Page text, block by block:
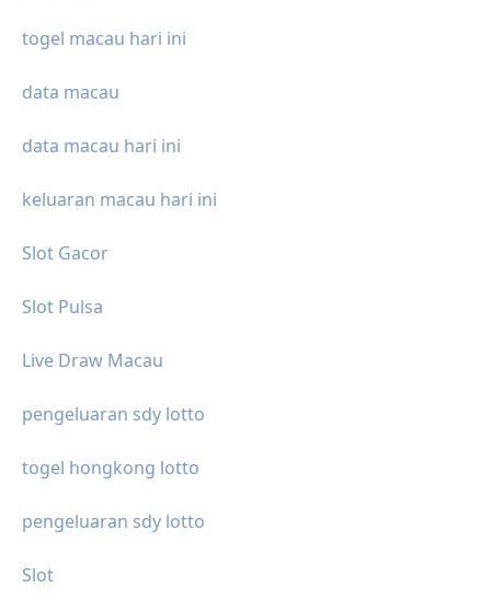
togel macau hari ini
data macau
data macau hari ini
keluaran macau hari ini
Slot Gacor
Slot Pulsa
Live Draw Macau
pengeluaran sdy lotto
togel hongkong lotto
pengeluaran sdy lotto
Slot